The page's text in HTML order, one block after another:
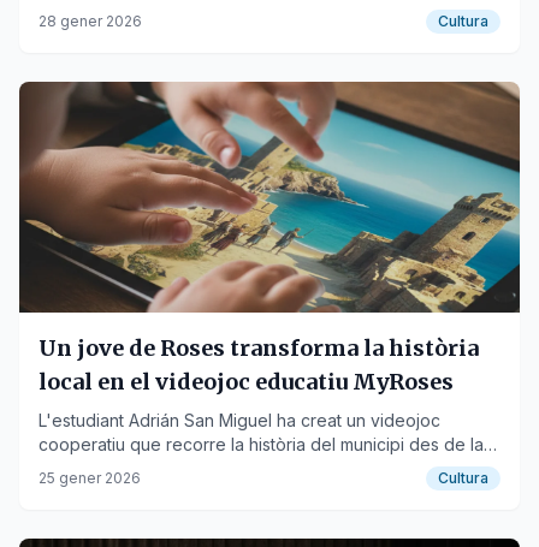
desfilades.
28 gener 2026 Cultura
Un jove de Roses transforma la història
local en el videojoc educatiu MyRoses
L'estudiant Adrián San Miguel ha creat un videojoc
cooperatiu que recorre la història del municipi des de la
prehistòria fins a l'era ElBulli.
25 gener 2026 Cultura